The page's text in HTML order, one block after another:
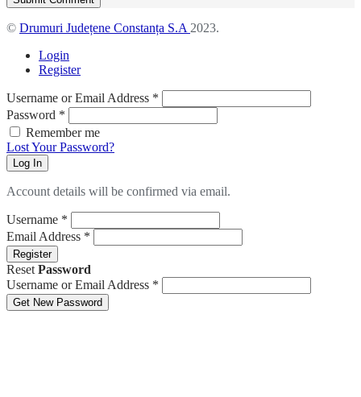
© Drumuri Județene Constanța S.A 2023.
Login
Register
Username or Email Address *
Password *
Remember me
Lost Your Password?
Log In
Account details will be confirmed via email.
Username *
Email Address *
Register
Reset Password
Username or Email Address *
Get New Password